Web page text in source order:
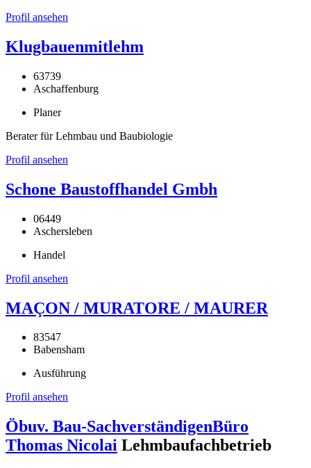
Profil ansehen
Klugbauenmitlehm
63739
Aschaffenburg
Planer
Berater für Lehmbau und Baubiologie
Profil ansehen
Schone Baustoffhandel Gmbh
06449
Aschersleben
Handel
Profil ansehen
MAÇON / MURATORE / MAURER
83547
Babensham
Ausführung
Profil ansehen
Öbuv. Bau-SachverständigenBüro
Thomas Nicolai Lehmbaufachbetrieb